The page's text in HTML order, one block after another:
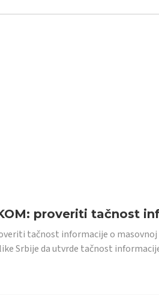
proveriti tačnost
tačnost informacije o
Srbije da utvrde tačnost